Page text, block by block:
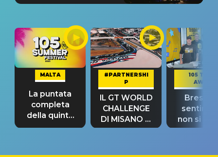
MALTA
La puntata
completa
della quinta
tappa
#PARTNERSHI
P
IL GT WORLD
CHALLENGE
DI MISANO si
riconferma
105 TAKE
AWAY
Bresh:
non si
fino alla